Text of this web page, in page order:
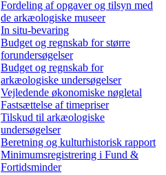
Fordeling af opgaver og tilsyn med
de arkæologiske museer
In situ-bevaring
Budget og regnskab for større
forundersøgelser
Budget og regnskab for
arkæologiske undersøgelser
Vejledende økonomiske nøgletal
Fastsættelse af timepriser
Tilskud til arkæologiske
undersøgelser
Beretning og kulturhistorisk rapport
Minimumsregistrering i Fund &
Fortidsminder